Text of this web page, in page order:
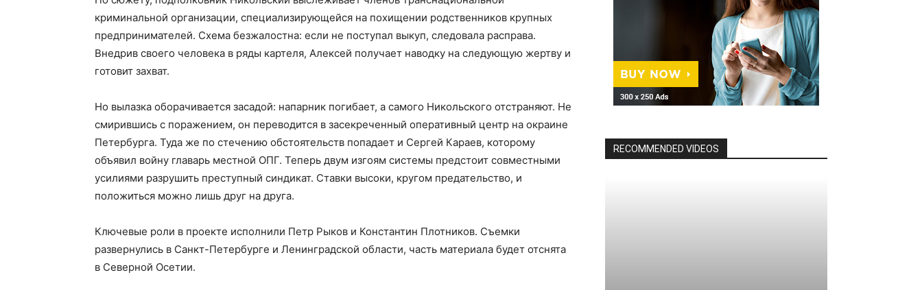
криминальной организации, специализирующейся на похищении родственников крупных
предпринимателей. Схема безжалостна: если не поступал выкуп, следовала расправа.
Внедрив своего человека в ряды картеля, Алексей получает наводку на следующую жертву и
готовит захват.
Но вылазка оборачивается засадой: напарник погибает, а самого Никольского отстраняют. Не
смирившись с поражением, он переводится в засекреченный оперативный центр на окраине
Петербурга. Туда же по стечению обстоятельств попадает и Сергей Караев, которому
объявил войну главарь местной ОПГ. Теперь двум изгоям системы предстоит совместными
усилиями разрушить преступный синдикат. Ставки высоки, кругом предательство, и
положиться можно лишь друг на друга.
Ключевые роли в проекте исполнили Петр Рыков и Константин Плотников. Съемки
развернулись в Санкт-Петербурге и Ленинградской области, часть материала будет отснята
в Северной Осетии.
RECOMMENDED VIDEOS